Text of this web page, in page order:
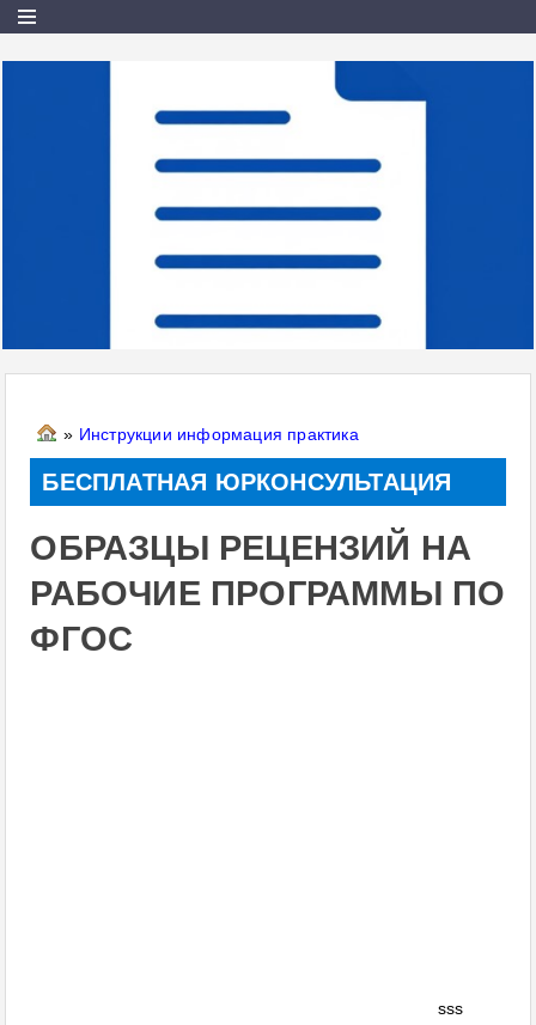
» Инструкции информация практика
БЕСПЛАТНАЯ ЮРКОНСУЛЬТАЦИЯ
ОБРАЗЦЫ РЕЦЕНЗИЙ НА
РАБОЧИЕ ПРОГРАММЫ ПО
ФГОС
sss